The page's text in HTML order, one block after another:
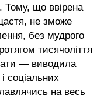
Тому, що ввірена
не зможе
без мудрого
тисячоліття
— виводила
соціальних
на весь